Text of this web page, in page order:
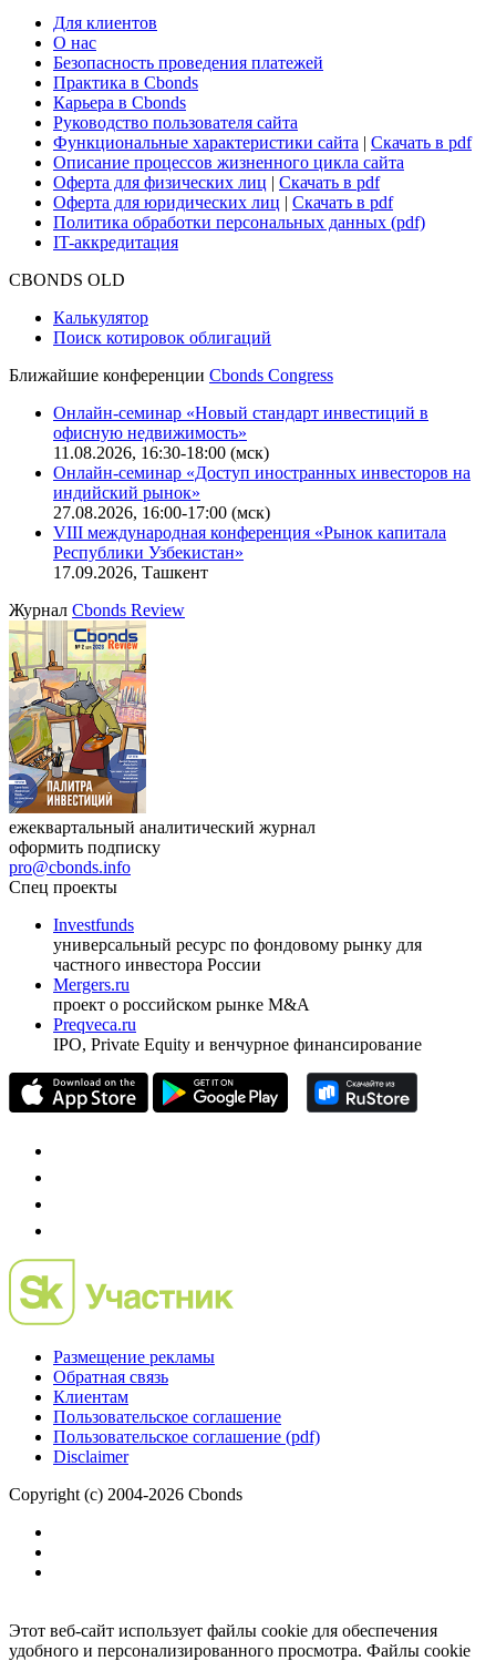
Для клиентов
О нас
Безопасность проведения платежей
Практика в Cbonds
Карьера в Cbonds
Руководство пользователя сайта
Функциональные характеристики сайта | Скачать в pdf
Описание процессов жизненного цикла сайта
Оферта для физических лиц | Скачать в pdf
Оферта для юридических лиц | Скачать в pdf
Политика обработки персональных данных (pdf)
IT-аккредитация
CBONDS OLD
Калькулятор
Поиск котировок облигаций
Ближайшие конференции Cbonds Congress
Онлайн-семинар «Новый стандарт инвестиций в
офисную недвижимость»
11.08.2026, 16:30-18:00 (мск)
Онлайн-семинар «Доступ иностранных инвесторов на
индийский рынок»
27.08.2026, 16:00-17:00 (мск)
VIII международная конференция «Рынок капитала
Республики Узбекистан»
17.09.2026, Ташкент
Журнал Cbonds Review
ежеквартальный аналитический журнал
оформить подписку
pro@cbonds.info
Спец проекты
Investfunds
универсальный ресурс по фондовому рынку для
частного инвестора России
Mergers.ru
проект о российском рынке M&A
Preqveca.ru
IPO, Private Equity и венчурное финансирование
Размещение рекламы
Обратная связь
Клиентам
Пользовательское соглашение
Пользовательское соглашение (pdf)
Disclaimer
Copyright (c) 2004-2026 Cbonds
Этот веб-сайт использует файлы cookie для обеспечения
удобного и персонализированного просмотра. Файлы cookie